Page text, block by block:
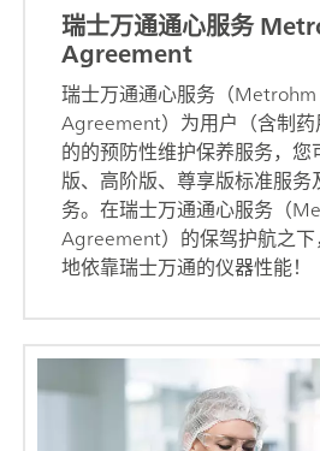
瑞士万通通心服务
Agreement
瑞士万通通心服务（Metrohm
Agreement）为用户（含制
的的预防性维护保养服务，
版、高阶版、尊享版标准服
务。在瑞士万通通心服务（
Agreement）的保驾护航之
地依靠瑞士万通的仪器性能！